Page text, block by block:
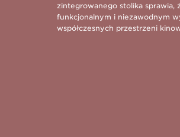
zintegrowanego stolika sprawia,
funkcjonalnym i niezawodnym
współczesnych przestrzeni